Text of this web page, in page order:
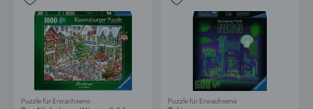
Puzzle für Erwachsene Puzzle für Erwachsene